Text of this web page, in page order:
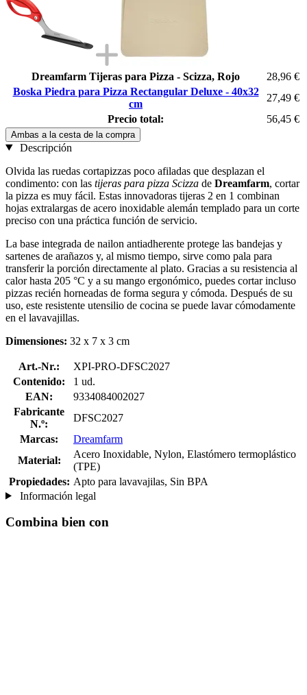
Dreamfarm Tijeras para Pizza - Scizza, Rojo
28,96 €
Boska Piedra para Pizza Rectangular Deluxe - 40x32
cm
27,49 €
Precio total:
56,45 €
Ambas a la cesta de la compra
Descripción
Olvida las ruedas cortapizzas poco afiladas que desplazan el
condimento: con las tijeras para pizza Scizza de Dreamfarm, cortar
la pizza es muy fácil. Estas innovadoras tijeras 2 en 1 combinan
hojas extralargas de acero inoxidable alemán templado para un corte
preciso con una práctica función de servicio.
La base integrada de nailon antiadherente protege las bandejas y
sartenes de arañazos y, al mismo tiempo, sirve como pala para
transferir la porción directamente al plato. Gracias a su resistencia al
calor hasta 205 °C y a su mango ergonómico, puedes cortar incluso
pizzas recién horneadas de forma segura y cómoda. Después de su
uso, este resistente utensilio de cocina se puede lavar cómodamente
en el lavavajillas.
Dimensiones: 32 x 7 x 3 cm
Art.-Nr.:
XPI-PRO-DFSC2027
Contenido:
1 ud.
EAN:
9334084002027
Fabricante
N.º:
DFSC2027
Marcas:
Dreamfarm
Material:
Acero Inoxidable, Nylon, Elastómero termoplástico
(TPE)
Propiedades: Apto para lavavajilas, Sin BPA
Información legal
Combina bien con